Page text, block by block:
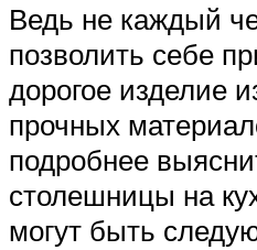
Ведь не каждый
позволить себе
дорогое изделие
прочных
подробнее
столешницы на
могут быть